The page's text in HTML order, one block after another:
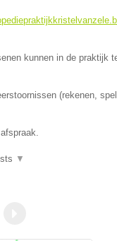
kunnen in de praktijk
(rekenen,
▼